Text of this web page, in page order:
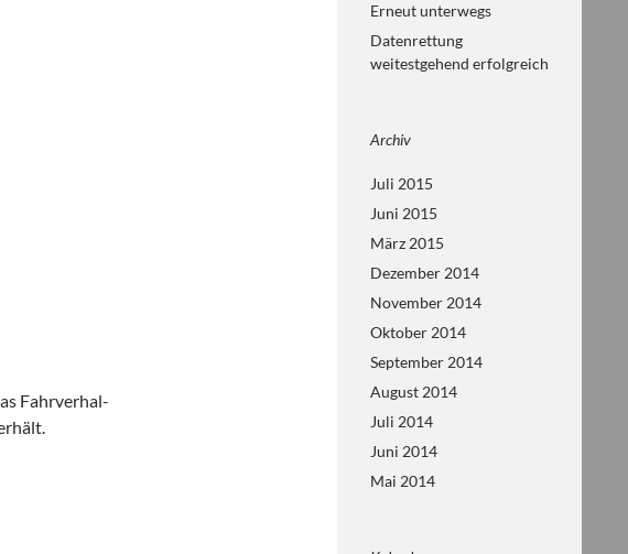
Fahr­ver­hal­
Erneut unterwegs
Datenrettung
weitestgehend erfolgreich
Archiv
Juli 2015
Juni 2015
März 2015
Dezember 2014
November 2014
Oktober 2014
September 2014
August 2014
Juli 2014
Juni 2014
Mai 2014